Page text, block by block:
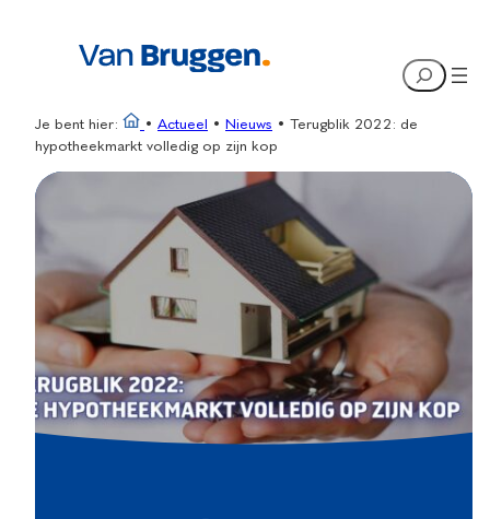
Search
Je bent hier: • Actueel • Nieuws •
Terugblik 2022: de
hypotheekmarkt volledig op zijn kop